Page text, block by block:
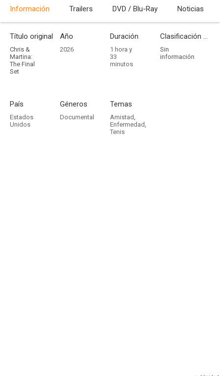
Información Trailers DVD / Blu-Ray Noticias
Título original
Chris &
Martina:
The Final
Set
Año
2026
Duración
1 hora y
33
minutos
Clasificación por edades
Sin
información
País
Estados
Unidos
Géneros
Documental
Temas
Amistad,
Enfermedad,
Tenis